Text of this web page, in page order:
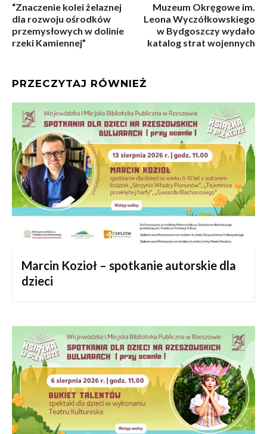
“Znaczenie kolei żelaznej
dla rozwoju ośrodków
przemysłowych w dolinie
rzeki Kamiennej”
Muzeum Okręgowe im.
Leona Wyczółkowskiego
w Bydgoszczy wydało
katalog strat wojennych
PRZECZYTAJ RÓWNIEŻ
Marcin Kozioł – spotkanie autorskie dla
dzieci